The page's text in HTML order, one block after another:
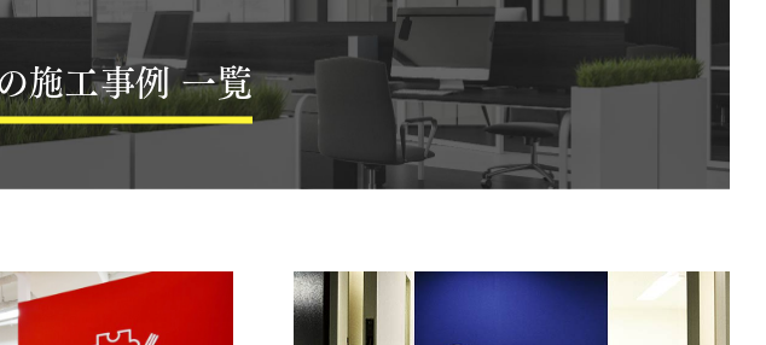
会員ログイン
NEWS 新着情報
施工事例 一覧